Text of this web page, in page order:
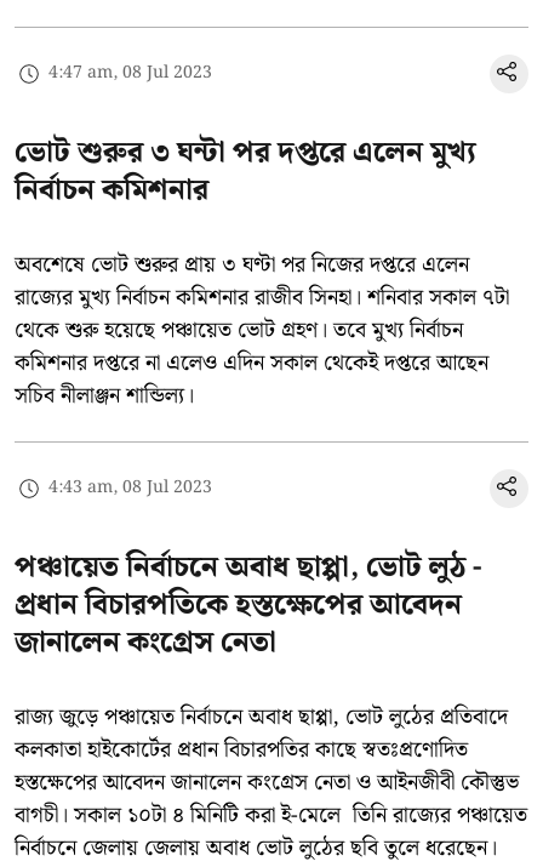
4:47 am, 08 Jul 2023
ভোট শুরুর ৩ ঘন্টা পর দপ্তরে এলেন মুখ্য
নির্বাচন কমিশনার
অবশেষে ভোট শুরুর প্রায় ৩ ঘণ্টা পর নিজের দপ্তরে এলেন
রাজ্যের মুখ্য নির্বাচন কমিশনার রাজীব সিনহা। শনিবার সকাল ৭টা
থেকে শুরু হয়েছে পঞ্চায়েত ভোট গ্রহণ। তবে মুখ্য নির্বাচন
কমিশনার দপ্তরে না এলেও এদিন সকাল থেকেই দপ্তরে আছেন
সচিব নীলাঞ্জন শান্ডিল্য।
4:43 am, 08 Jul 2023
পঞ্চায়েত নির্বাচনে অবাধ ছাপ্পা, ভোট লুঠ -
প্রধান বিচারপতিকে হস্তক্ষেপের আবেদন
জানালেন কংগ্রেস নেতা
রাজ্য জুড়ে পঞ্চায়েত নির্বাচনে অবাধ ছাপ্পা, ভোট লুঠের প্রতিবাদে
কলকাতা হাইকোর্টের প্রধান বিচারপতির কাছে স্বতঃপ্রণোদিত
হস্তক্ষেপের আবেদন জানালেন কংগ্রেস নেতা ও আইনজীবী কৌস্তুভ
বাগচী। সকাল ১০টা ৪ মিনিটি করা ই-মেলে তিনি রাজ্যের পঞ্চায়েত
নির্বাচনে জেলায় জেলায় অবাধ ভোট লুঠের ছবি তুলে ধরেছেন।